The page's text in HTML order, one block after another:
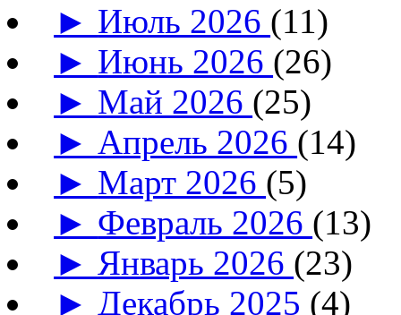
► Июль 2026 (11)
► Июнь 2026 (26)
► Май 2026 (25)
► Апрель 2026 (14)
► Март 2026 (5)
► Февраль 2026 (13)
► Январь 2026 (23)
►Декабрь 2025 (4)